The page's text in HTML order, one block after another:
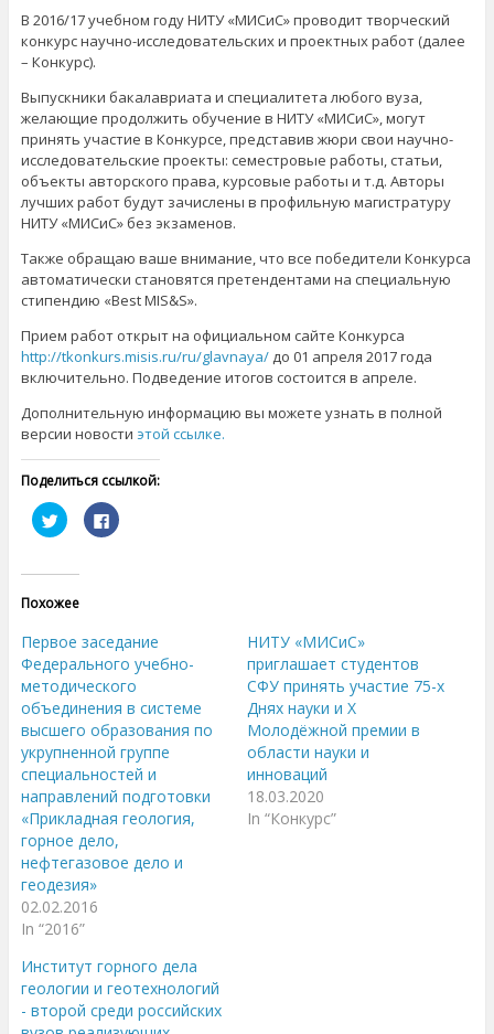
В 2016/17 учебном году НИТУ «МИСиС» проводит творческий
конкурс научно-исследовательских и проектных работ (далее
– Конкурс).
Выпускники бакалавриата и специалитета любого вуза,
желающие продолжить обучение в НИТУ «МИСиС», могут
принять участие в Конкурсе, представив жюри свои научно-
исследовательские проекты: семестровые работы, статьи,
объекты авторского права, курсовые работы и т.д. Авторы
лучших работ будут зачислены в профильную магистратуру
НИТУ «МИСиС» без экзаменов.
Также обращаю ваше внимание, что все победители Конкурса
автоматически становятся претендентами на специальную
стипендию «Best MIS&S».
Прием работ открыт на официальном сайте Конкурса
http://tkonkurs.misis.ru/ru/glavnaya/до 01 апреля 2017 года
включительно. Подведение итогов состоится в апреле.
Дополнительную информацию вы можете узнать в полной
версии новости этой ссылке.
Поделиться ссылкой:
Н
а
и
е
,
т
о
б
ы
п
о
д
е
л
и
т
ь
с
я
н
а
T
w
i
t
e
r
(
т
р
ы
в
Н
а
е
с
ь
,
ч
т
о
б
ы
п
о
д
е
л
и
т
ь
с
я
т
о
м
н
а
Похожее
Первое заседание
Федерального учебно-
методического
объединения в системе
высшего образования по
укрупненной группе
специальностей и
направлений подготовки
«Прикладная геология,
горное дело,
нефтегазовое дело и
геодезия»
02.02.2016
In “2016”
НИТУ «МИСиС»
приглашает студентов
СФУ принять участие 75-х
Днях науки и X
Молодёжной премии в
области науки и
инноваций
18.03.2020
In “Конкурс”
Институт горного дела
геологии и геотехнологий
- второй среди российских